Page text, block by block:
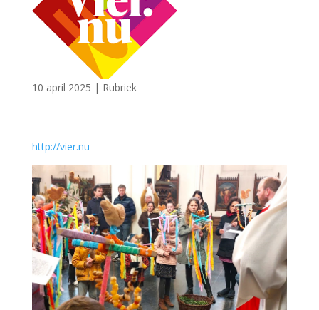
10 april 2025 | Rubriek
http://vier.nu